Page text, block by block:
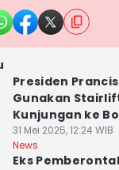
Presiden
Gunakan
Kunjungan ke
31 Mei 2025, 12:24 WIB
News
Eks